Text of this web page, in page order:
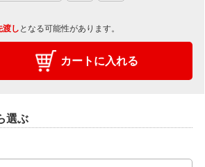
渡し となる可能性があります。
カートに入れる
選ぶ